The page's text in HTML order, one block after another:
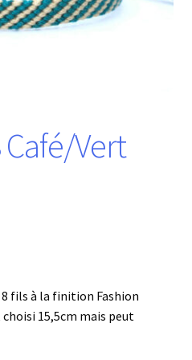
Vert
fils à la finition Fashion
15,5cm mais peut